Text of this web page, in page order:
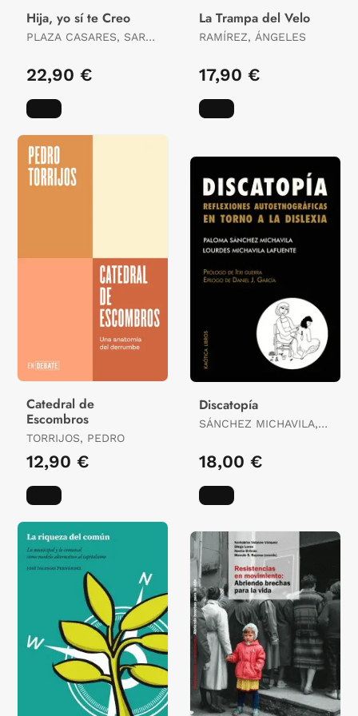
Hija, yo sí te Creo
PLAZA CASARES, SARA
22,90 €
La Trampa del Velo
RAMÍREZ, ÁNGELES
17,90 €
Catedral de
Escombros
TORRIJOS, PEDRO
12,90 €
Discatopía
SÁNCHEZ MICHAVILA,
18,00 €